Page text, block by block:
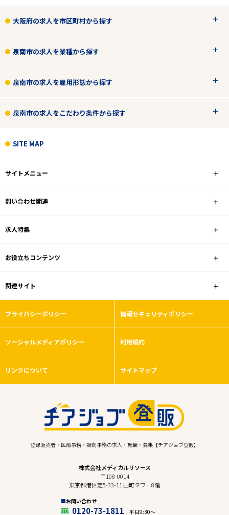
大阪府の求人を市区町村から探す
泉南市の求人を業種から探す
泉南市の求人を雇用形態から探す
泉南市の求人をこだわり条件から探す
SITE MAP
サイトメニュー
問い合わせ関連
求人特集
お役立ちコンテンツ
関連サイト
プライバシーポリシー 情報セキュリティポリシー
ソーシャルメディアポリシー 利用規約
リンクについて サイトマップ
登録販売者・医療事務・調剤事務の求人・転職・募集【チアジョブ登販】
株式会社メディカルリソース
〒108-0014
東京都港区芝5-33-11 田町タワー8階
お問い合わせ
0120-73-1811 平日9:30〜